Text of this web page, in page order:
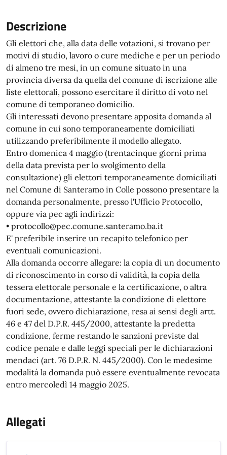
Descrizione
Gli elettori che, alla data delle votazioni, si trovano per
motivi di studio, lavoro o cure mediche e per un periodo
di almeno tre mesi, in un comune situato in una
provincia diversa da quella del comune di iscrizione alle
liste elettorali, possono esercitare il diritto di voto nel
comune di temporaneo domicilio.
Gli interessati devono presentare apposita domanda al
comune in cui sono temporaneamente domiciliati
utilizzando preferibilmente il modello allegato.
Entro domenica 4 maggio (trentacinque giorni prima
della data prevista per lo svolgimento della
consultazione) gli elettori temporaneamente domiciliati
nel Comune di Santeramo in Colle possono presentare la
domanda personalmente, presso l'Ufficio Protocollo,
oppure via pec agli indirizzi:
• protocollo@pec.comune.santeramo.ba.it
E' preferibile inserire un recapito telefonico per
eventuali comunicazioni.
Alla domanda occorre allegare: la copia di un documento
di riconoscimento in corso di validità, la copia della
tessera elettorale personale e la certificazione, o altra
documentazione, attestante la condizione di elettore
fuori sede, ovvero dichiarazione, resa ai sensi degli artt.
46 e 47 del D.P.R. 445/2000, attestante la predetta
condizione, ferme restando le sanzioni previste dal
codice penale e dalle leggi speciali per le dichiarazioni
mendaci (art. 76 D.P.R. N. 445/2000). Con le medesime
modalità la domanda può essere eventualmente revocata
entro mercoledì 14 maggio 2025.
Allegati